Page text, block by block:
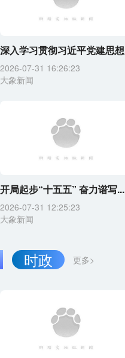
深入学习贯彻习近平党建思想
2026-07-31 16:26:23
大象新闻
开局起步“十五五” 奋力谱写...
2026-07-31 12:25:23
大象新闻
更多>
时政